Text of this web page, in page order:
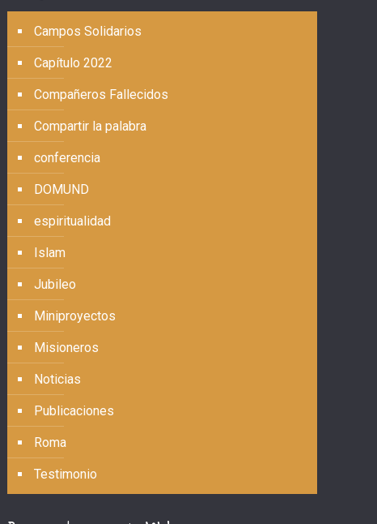
Campos Solidarios
Capítulo 2022
Compañeros Fallecidos
Compartir la palabra
conferencia
DOMUND
espiritualidad
Islam
Jubileo
Miniproyectos
Misioneros
Noticias
Publicaciones
Roma
Testimonio